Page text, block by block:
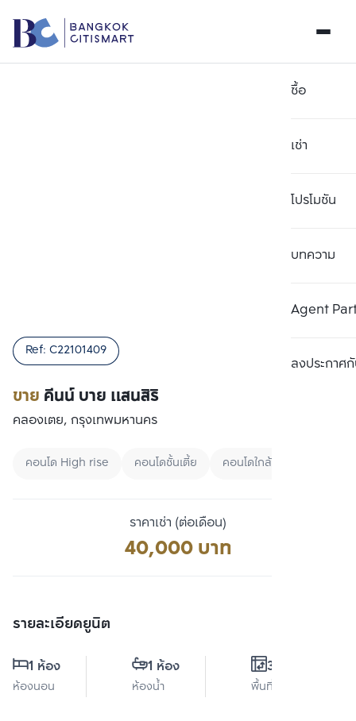
ซื้อ
เช่า
โปรโมชัน
บทความ
Agent
ลงประกาศกั
ขาย คีนน์ บาย แสนสิริ
Ref: C22101409
คลองเตย, กรุงเทพมหานคร
คอนโด High rise คอนโดชั้นเตี้ย คอนโดใกล้ BTS
ราคาเช่า (ต่อเดือน)
40,000 บาท
รายละเอียดยูนิต
1 ห้อง
ห้องนอน
1 ห้อง
ห้องน้ำ
39 ตร.ม.
พื้นที่ใช้สอย
เปรียบเทียบ